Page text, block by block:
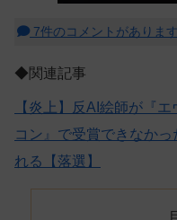
7件のコメントがあります
◆関連記事
【炎上】反AI絵師が『
コン』で受賞できなか
れる【落選】